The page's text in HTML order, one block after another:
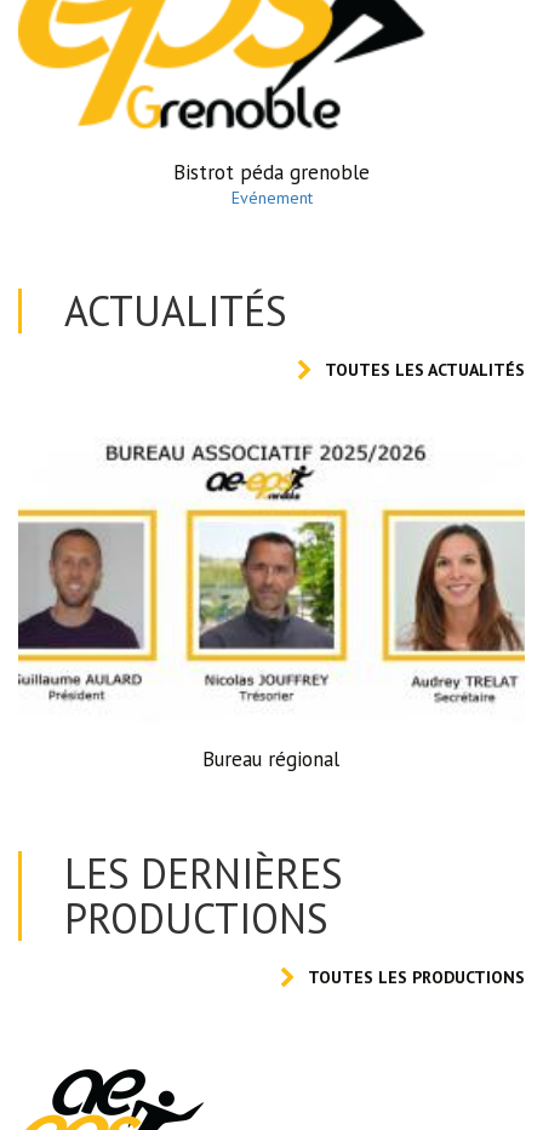
Bistrot péda grenoble
Evénement
ACTUALITÉS
TOUTES LES ACTUALITÉS
Bureau régional
LES DERNIÈRES
PRODUCTIONS
TOUTES LES PRODUCTIONS